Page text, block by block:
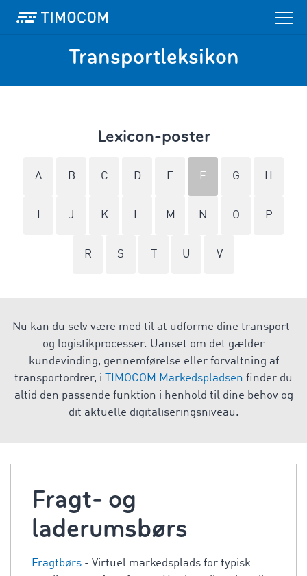
Transportleksikon
Lexicon-poster
A B C D E F G H
J K L M N O P
R S U V
Nu kan du selv være med til at udforme dine transport-
og logistikprocesser. Uanset om det gælder
kundevinding, gennemførelse eller forvaltning af
transportordrer, i
TIMOCOM Markedspladsen finder du
altid den passende funktion i henhold til dine behov og
dit aktuelle digitaliseringsniveau.
Fragt- og
laderumsbørs
Fragtbørs - Virtuel markedsplads for typisk